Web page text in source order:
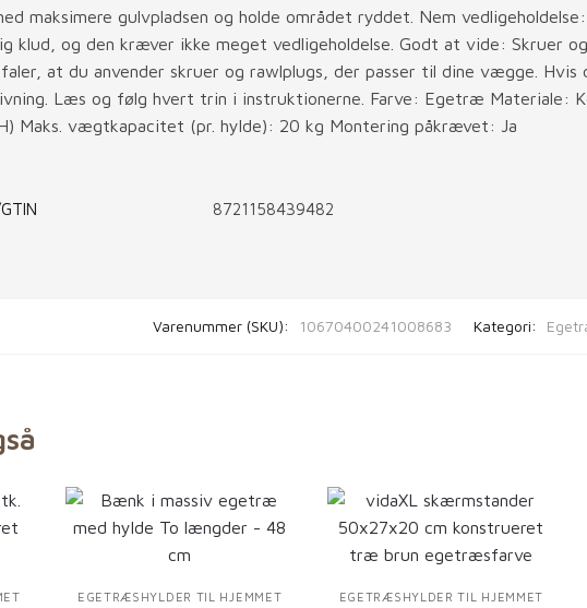
maksimere gulvpladsen og holde området ryddet. Nem
klud, og den kræver ikke meget vedligeholdelse. Godt at vide: Skruer
at du anvender skruer og rawlplugs, der passer til dine vægge. Hvis
Læs og følg hvert trin i instruktionerne. Farve: Egetræ Materiale:
Maks. vægtkapacitet (pr. hylde): 20 kg Montering påkrævet: Ja
8721158439482
Varenummer (SKU): 10670400241008683 Kategori:
EGETRÆSHYLDER TIL HJEMMET EGETRÆSHYLDER TIL HJEMMET